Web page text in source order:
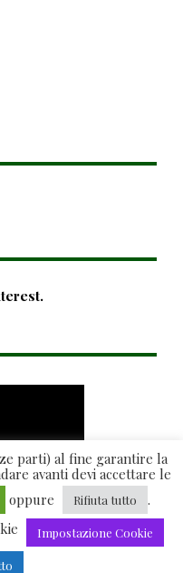
parti) al fine garantire la
avanti devi accettare le
oppure Rifiuta tutto
.
Impostazione Cookie